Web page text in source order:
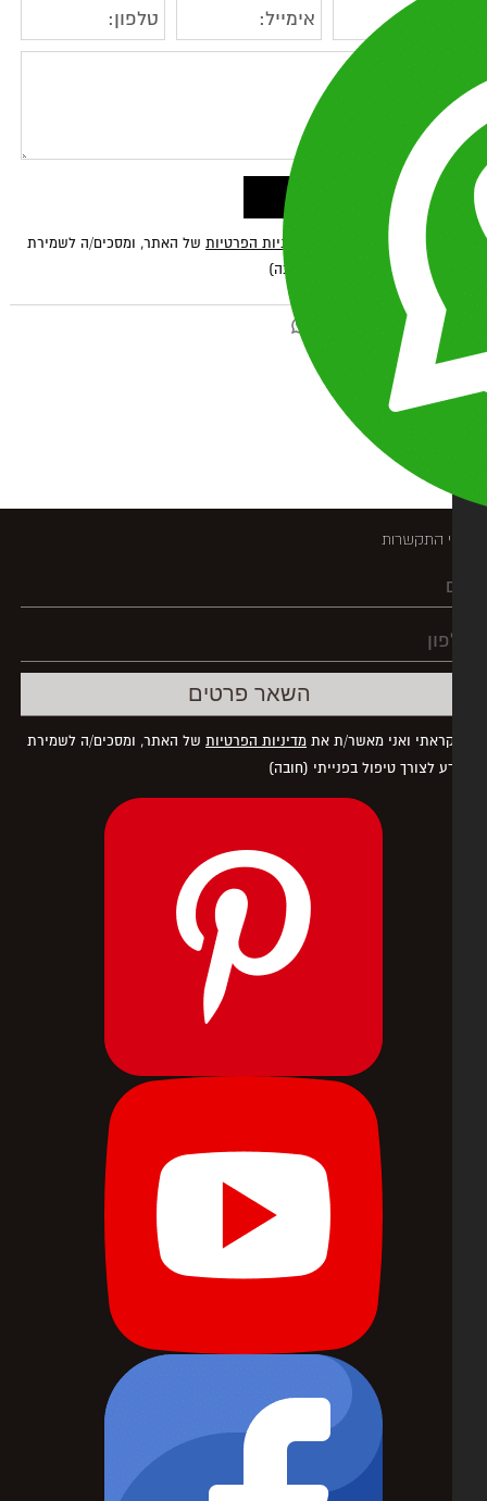
ואני מאשר/ת את מדיניות הפרטיותשל האתר, ומסכים/ה לשמירת
לצורך טיפול בפנייתי (חובה)
התקשרות
ואני מאשר/ת אתמדיניות הפרטיותשל האתר, ומסכים/ה לשמירת
לצורך טיפול בפנייתי (חובה)